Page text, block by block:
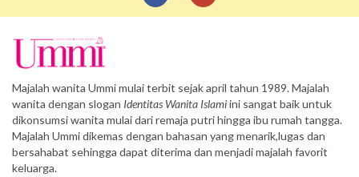
Majalah wanita Ummi mulai terbit sejak april tahun 1989. Majalah
wanita dengan slogan Identitas Wanita Islamiini sangat baik untuk
dikonsumsi wanita mulai dari remaja putri hingga ibu rumah tangga.
Majalah Ummi dikemas dengan bahasan yang menarik,lugas dan
bersahabat sehingga dapat diterima dan menjadi majalah favorit
keluarga.